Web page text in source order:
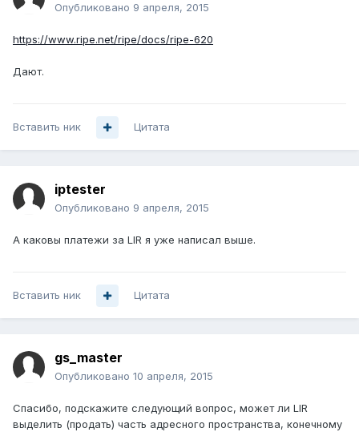
Опубликовано 9 апреля, 2015
https://www.ripe.net/ripe/docs/ripe-620
Дают.
Вставить ник Цитата
iptester
Опубликовано 9 апреля, 2015
А каковы платежи за LIR я уже написал выше.
Вставить ник Цитата
gs_master
Опубликовано 10 апреля, 2015
Спасибо, подскажите следующий вопрос, может ли LIR
выделить (продать) часть адресного пространства, конечному